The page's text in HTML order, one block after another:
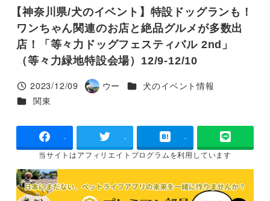
【神奈川県/犬のイベント】特設ドッグランも！
ワンちゃん関連のお店と絶品グルメが多数出
店！「等々力ドッグフェスティバル 2nd」
（等々力緑地特設会場）12/9-12/10
投稿日
2023/12/09
著
ウー カテゴリー
犬のイベント情報
カテゴリー
関東
- - -
当サイトはアフィリエイトプログラムを利用しています